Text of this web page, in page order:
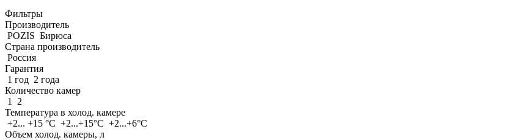
Фильтры
Производитель
POZIS Бирюса
Страна производитель
Россия
Гарантия
1 год 2 года
Количество камер
1
2
Температура в холод. камере
+2... +15 °C +2...+15°C +2...+6°С
Объем холод. камеры, л